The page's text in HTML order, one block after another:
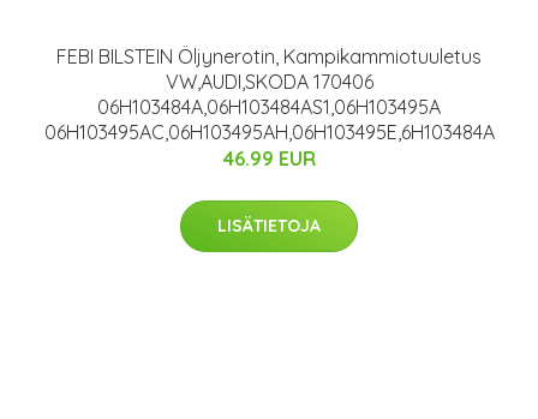
FEBI BILSTEIN Öljynerotin, Kampikammiotuuletus
VW,AUDI,SKODA 170406
06H103484A,06H103484AS1,06H103495A
06H103495AC,06H103495AH,06H103495E,6H103484A
46.99 EUR
LISÄTIETOJA